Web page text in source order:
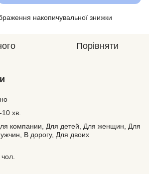
накопичувальної знижки
Порівняти
хв.
компании, Для детей, Для женщин, Для
В дорогу, Для двоих